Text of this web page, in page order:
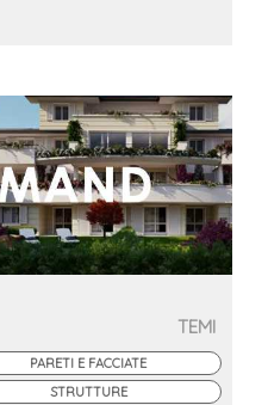
TEMI
PARETI E FACCIATE
STRUTTURE